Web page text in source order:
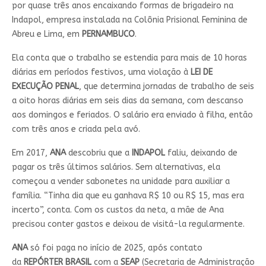
por quase três anos encaixando formas de brigadeiro na
Indapol, empresa instalada na Colônia Prisional Feminina de
Abreu e Lima, em PERNAMBUCO.
Ela conta que o trabalho se estendia para mais de 10 horas
diárias em períodos festivos, uma violação à LEI DE
EXECUÇÃO PENAL, que determina jornadas de trabalho de seis
a oito horas diárias em seis dias da semana, com descanso
aos domingos e feriados. O salário era enviado à filha, então
com três anos e criada pela avó.
Em 2017, ANAdescobriu que a INDAPOLfaliu, deixando de
pagar os três últimos salários. Sem alternativas, ela
começou a vender sabonetes na unidade para auxiliar a
família. “Tinha dia que eu ganhava R$ 10 ou R$ 15, mas era
incerto”, conta. Com os custos da neta, a mãe de Ana
precisou conter gastos e deixou de visitá-la regularmente.
ANAsó foi paga no início de 2025, após contato
da REPÓRTER BRASILcom a SEAP(Secretaria de Administração